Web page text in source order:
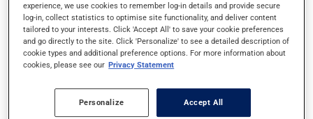
Comme la plupart des médicaments, vous devriez
garder ce produit à la température ambiante.
Conservez-le dans un endroit sécuritaire où il ne sera
pas exposé à la chaleur, à l'humidité ou à la lumière du
soleil. Faites détruire de façon sécuritaire toute
péremption.
experience, we use cookies to remember log-in details and provide secure
log-in, collect statistics to optimise site functionality, and deliver content
tailored to your interests. Click 'Accept All' to save your cookie preferences
and go directly to the site. Click 'Personalize' to see a detailed description of
cookie types and additional preference options. For more information about
cookies, please see our Privacy Statement
Personalize Accept All